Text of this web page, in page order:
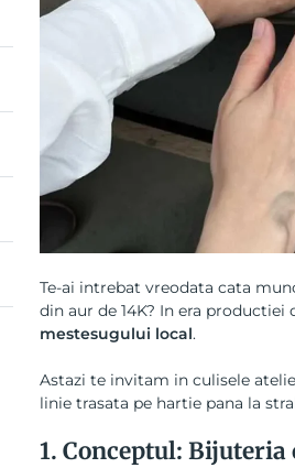
Te-ai intrebat vreodata cata
din aur de 14K? In era productiei
mestesugului local.
Astazi te invitam in culisele
linie trasata pe hartie pana la
1. Conceptul: